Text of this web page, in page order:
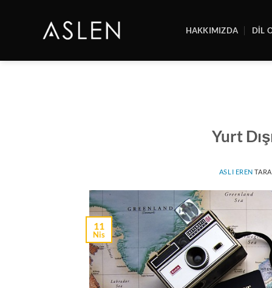
HAKKIMIZDA DİL
Yurt
ASLI EREN
11
Nis